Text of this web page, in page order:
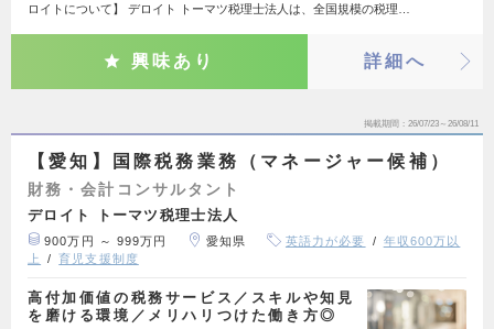
ロイトについて】 デロイト トーマツ税理士法人は、全国規模の税理…
興味あり 詳細へ
掲載期間 26/07/23～26/08/11
【愛知】国際税務業務（マネージャー候補）
財務・会計コンサルタント
デロイト トーマツ税理士法人
900万円 ～ 999万円 愛知県 英語力が必要
年収600万以
上
育児支援制度
高付加価値の税務サービス／スキルや知見
を磨ける環境／メリハリつけた働き方◎